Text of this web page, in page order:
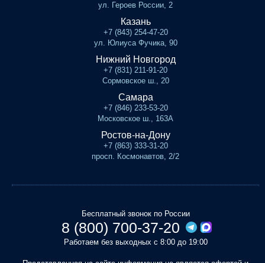
ул. Героев России, 2
Казань
+7 (843) 254-47-20
ул. Юлиуса Фучика, 90
Нижний Новгород
+7 (831) 211-91-20
Сормовское ш., 20
Самара
+7 (846) 233-53-20
Московское ш., 163А
Ростов-на-Дону
+7 (863) 333-31-20
просп. Космонавтов, 2/2
Бесплатный звонок по России
8 (800) 700-37-20
Работаем без выходных с 8:00 до 19:00